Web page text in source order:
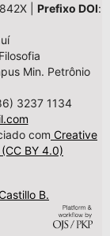
| Prefixo DOI:
Min. Petrônio
3237 1134
com Creative
BY 4.0)
B.